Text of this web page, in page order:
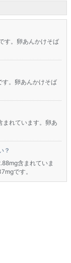
す。卵あんかけそば
す。卵あんかけそば
まれています。卵あ
？
含まれていま
です。